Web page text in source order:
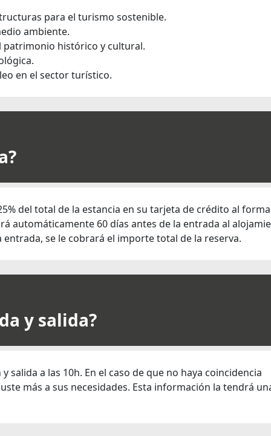
para el turismo sostenible.
ambiente.
patrimonio histórico y cultural.
en el sector turístico.
del total de la estancia en su tarjeta de crédito al
automáticamente 60 días antes de la entrada al
entrada, se le cobrará el importe total de la reserva.
y salida?
salida a las 10h. En el caso de que no haya coincidencia
más a sus necesidades. Esta información la tendrá